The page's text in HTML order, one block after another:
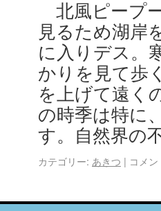
北風ピープ
見るため湖岸
に入りデス。
かりを見て歩
を上げて遠く
の時季は特に
す。自然界の
カテゴリー: あきつ | コメ